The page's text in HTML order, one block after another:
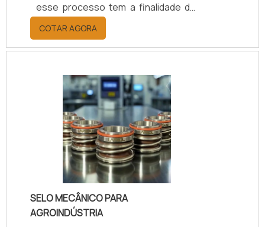
esse processo tem a finalidade de
realizar reparos nas instalações ou
até mesmo evitá-los. É importante
que esse serviço seja feito por uma
disjuntor ABB renomada, por isso o
contratante de fazer uma pesquisa
de mercado, para ter certeza que a
empresa tenha: Qualidade; Bom
custo benefício; Segurança; Entre
outros pontos positivos.SAIBA.
COTAR AGORA
SELO MECÂNICO PARA
AGROINDÚSTRIA